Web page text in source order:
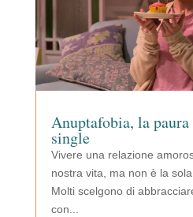
Anuptafobia, la
single
Vivere una relazione
nostra vita, ma non è la
Molti scelgono di
con...